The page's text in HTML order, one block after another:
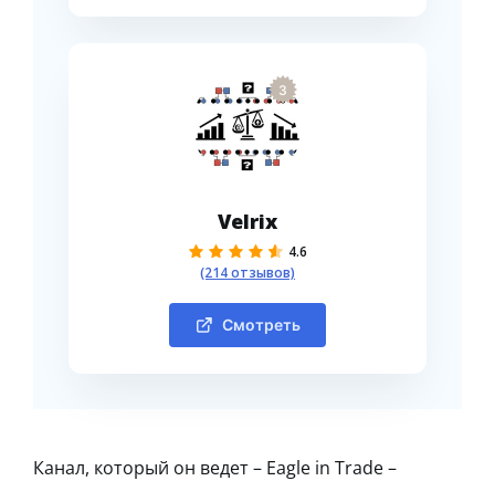
3
Velrix
4.6
(214 отзывов)
Смотреть
Канал, который он ведет – Eagle in Trade –